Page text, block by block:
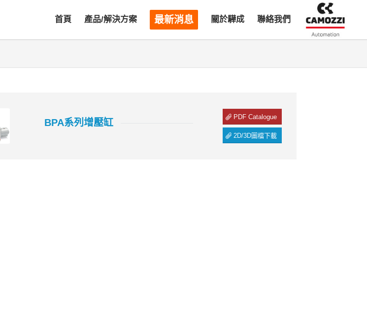
首頁 產品/解決方案 最新消息 關於驊成 聯絡我們
BPA系列增壓缸
PDF Catalogue
2D/3D圖檔下載